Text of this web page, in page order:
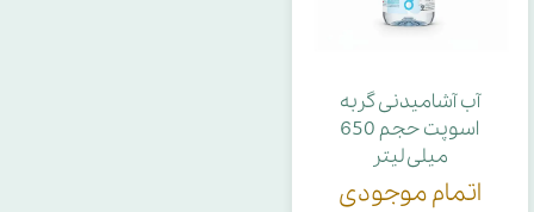
آب آشامیدنی گربه
اسوپت حجم 650
میلی لیتر
اتمام موجودی